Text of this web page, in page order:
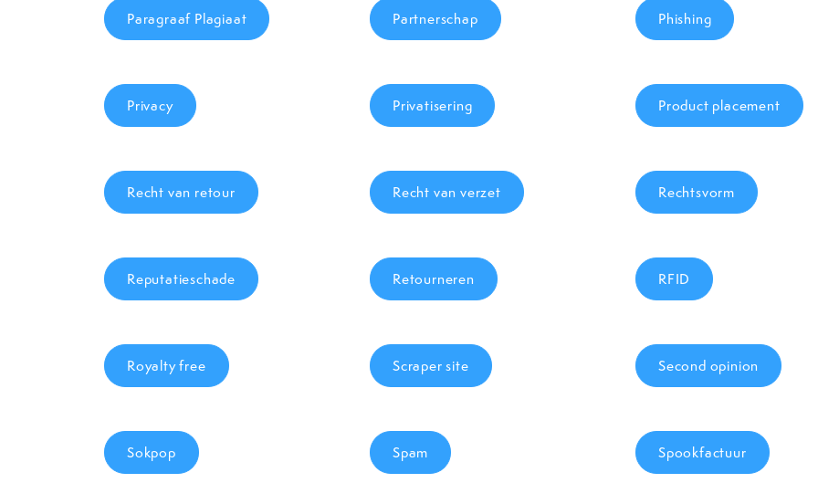
Paragraaf Plagiaat Partnerschap Phishing
Privacy Privatisering Product placement
Recht van retour Recht van verzet Rechtsvorm
Reputatieschade Retourneren RFID
Royalty free Scraper site Second opinion
Sokpop Spam Spookfactuur